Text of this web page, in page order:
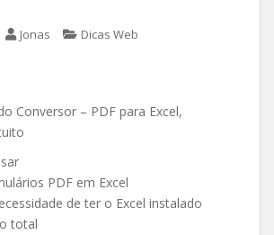
Jonas Dicas Web
Conversor – PDF para Excel,
PDF em Excel
de ter o Excel instalado
total